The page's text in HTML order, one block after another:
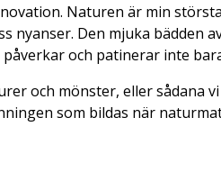
Naturen är min
nyanser. Den mjuka bädden
och patinerar inte
och mönster, eller sådana
som bildas när